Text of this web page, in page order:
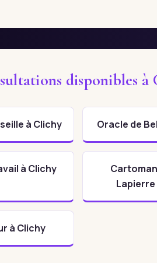
disponibles à
à Clichy Oracle de
à Clichy
Lapierre
à Clichy